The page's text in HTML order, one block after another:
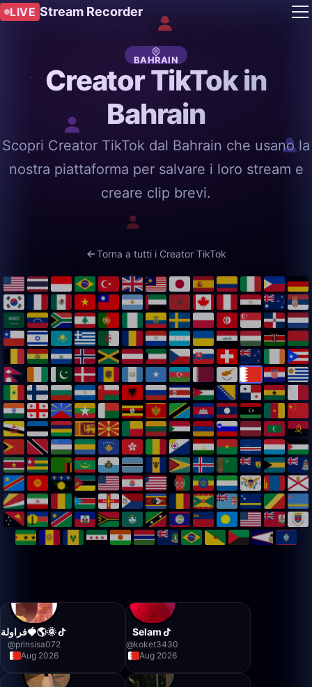
LIVE Stream Recorder
BAHRAIN
Creator TikTok in
Bahrain
Scopri Creator TikTok dal Bahrain che usano la
nostra piattaforma per salvare i loro stream e
creare clip brevi.
Torna a tutti i Creator TikTok
فراولة🍓🌎🌞
@prinsisa072
Aug 2026
Selam
@koket3430
Aug 2026